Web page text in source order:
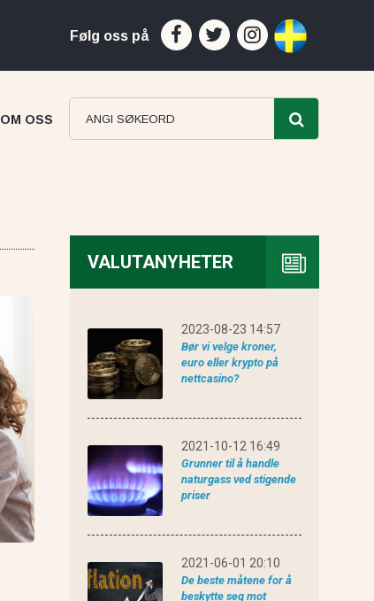
Følg oss på
eToro anmeldelse
OM OSS
VALUTANYHETER
2023-08-23 14:57
Bør vi velge kroner,
euro eller krypto på
nettcasino?
2021-10-12 16:49
Grunner til å handle
naturgass ved stigende
priser
2021-06-01 20:10
De beste måtene for å
beskytte seg mot